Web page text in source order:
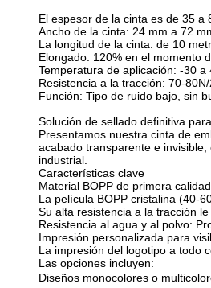
El espesor de la cinta es de 35 a
Ancho de la cinta: 24 mm a 72
La longitud de la cinta: de 10
Elongado: 120% en el momento
Temperatura de aplicación: -30 a
Resistencia a la tracción: 70-
Función: Tipo de ruido bajo, sin
Solución de sellado definitiva
Presentamos nuestra cinta de
acabado transparente e
industrial.
Características clave
Material BOPP de primera
La película BOPP cristalina (40-
Su alta resistencia a la tracción
Resistencia al agua y al polvo:
Impresión personalizada para
La impresión del logotipo a todo
Las opciones incluyen:
Diseños monocolores o